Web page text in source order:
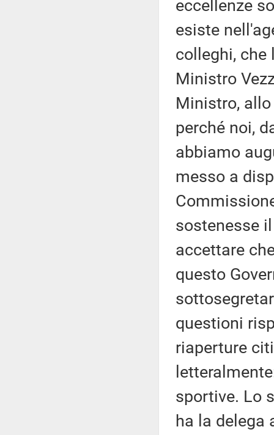
eccellenze
esiste
colleghi,
Ministro
Ministro,
perché noi,
abbiamo
messo a
sostenesse
accettare
questo
questioni
riaperture
sportive. Lo
ha la delega